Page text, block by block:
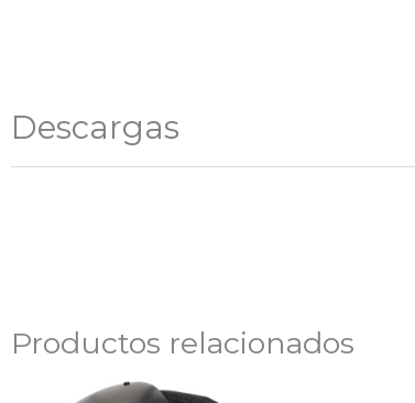
Descargas
Productos relacionados